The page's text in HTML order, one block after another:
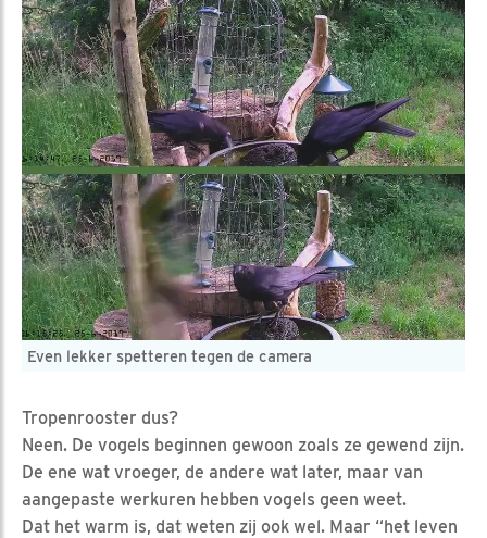
Even lekker spetteren tegen de camera
Tropenrooster dus?
Neen. De vogels beginnen gewoon zoals ze gewend zijn.
De ene wat vroeger, de andere wat later, maar van
aangepaste werkuren hebben vogels geen weet.
Dat het warm is, dat weten zij ook wel. Maar “het leven